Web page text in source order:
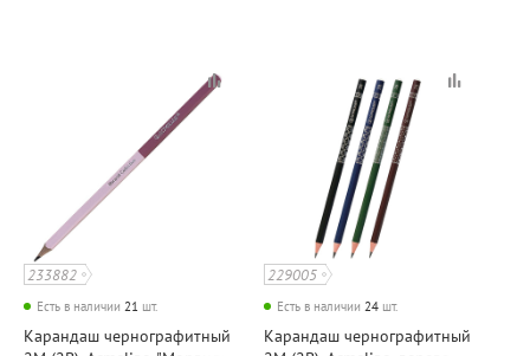
233882
Есть в наличии 21 шт.
Карандаш чернографитный
229005
Есть в наличии 24 шт.
Карандаш чернографитный